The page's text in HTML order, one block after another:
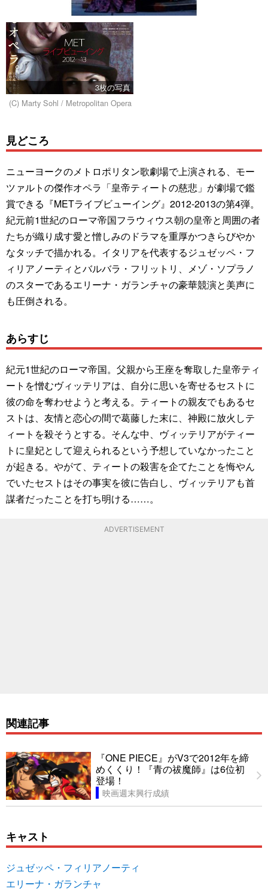
3枚の写真
(C) Marty Sohl / Metropolitan Opera
見どころ
ニューヨークのメトロポリタン歌劇場で上演される、モー
ツァルトの傑作オペラ「皇帝ティートの慈悲」が劇場で鑑
賞できる『METライブビューイング』2012-2013の第4弾。
紀元前1世紀のローマ帝国フラウィウス朝の皇帝と周囲の者
たちが織り成す愛と憎しみのドラマを重厚かつきらびやか
なタッチで描かれる。イタリアを代表するジュゼッペ・フ
ィリアノーティとバルバラ・フリットリ、メゾ・ソプラノ
のスターであるエリーナ・ガランチャの豪華競演と美声に
も圧倒される。
あらすじ
紀元1世紀のローマ帝国。父親から王座を奪取した皇帝ティ
ートを憎むヴィッテリアは、自分に思いを寄せるセストに
彼の命を奪わせようと考える。ティートの親友でもあるセ
ストは、友情と恋心の間で葛藤した末に、神殿に放火しテ
ィートを殺そうとする。そんな中、ヴィッテリアがティー
トに皇妃として迎えられるという予想していなかったこと
が起きる。やがて、ティートの殺害を企てたことを悔やん
でいたセストはその事実を彼に告白し、ヴィッテリアも首
謀者だったことを打ち明ける……。
ADVERTISEMENT
関連記事
『ONE PIECE』がV3で2012年を締
めくくり！『青の祓魔師』は6位初
登場！
映画週末興行成績
キャスト
ジュゼッペ・フィリアノーティ
エリーナ・ガランチャ